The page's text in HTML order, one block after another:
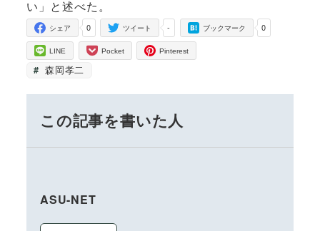
い」と述べた。
0
シェア -
ツイート 0
ブックマーク
LINE Pocket Pinterest
森岡孝二
この記事を書いた人
ASU-NET